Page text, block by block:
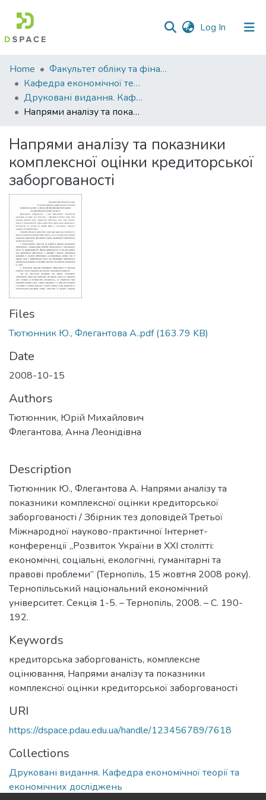
Log In (current)
Communities
&
Collections
All of DSpace
Statistics
Home
Факультет обліку та фінансів
Кафедра економічної теорії та економічних досліджень
Друковані видання. Кафедра економічної теорії та економічних досліджень
Напрями аналізу та показники комплексної оцінки кредиторської заборгованості
Напрями аналізу та показники
комплексної оцінки кредиторської
заборгованості
Files
Тютюнник Ю., Флегантова А..pdf(163.79 KB)
Date
2008-10-15
Authors
Тютюнник, Юрій Михайлович
Флегантова, Анна Леонідівна
Description
Тютюнник Ю., Флегантова А. Напрями аналізу та
показники комплексної оцінки кредиторської
заборгованості / Збірник тез доповідей Третьої
Міжнародної науково-практичної Інтернет-
конференції „Розвиток України в ХХІ столітті:
економічні, соціальні, екологічні, гуманітарні та
правові проблеми” (Тернопіль, 15 жовтня 2008 року).
Тернопільський національний економічний
університет. Секція 1-5. – Тернопіль, 2008. – С. 190-
192.
Keywords
кредиторська заборгованість, комплексне
оцінювання, Напрями аналізу та показники
комплексної оцінки кредиторської заборгованості
URI
https://dspace.pdau.edu.ua/handle/123456789/7618
Collections
Друковані видання. Кафедра економічної теорії та
економічних досліджень